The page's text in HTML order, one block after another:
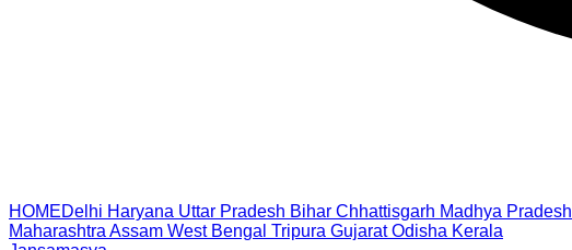
HOMEDelhi Haryana Uttar Pradesh Bihar Chhattisgarh Madhya Pradesh
Maharashtra Assam West Bengal Tripura Gujarat Odisha Kerala